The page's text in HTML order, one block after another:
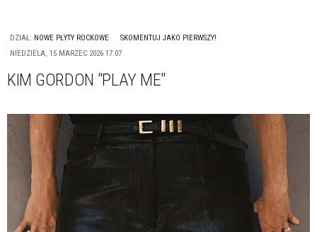
DZIAŁ: NOWE PŁYTY ROCKOWE
SKOMENTUJ JAKO PIERWSZY!
NIEDZIELA, 15 MARZEC 2026 17:07
KIM GORDON "PLAY ME"